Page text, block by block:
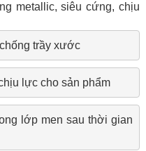
metallic, siêu cứng, chịu
trầy xước
lực cho sản phẩm
lớp men sau thời gian